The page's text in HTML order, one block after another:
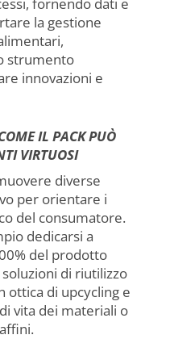
la gestione
strumento
innovazioni e
IL PACK PUÒ
VIRTUOSI
diverse
per orientare i
del consumatore.
dedicarsi a
del prodotto
di riutilizzo
ottica di upcycling e
vita dei materiali o